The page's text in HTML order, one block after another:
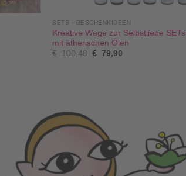
SETS - GESCHENKIDEEN
Kreative Wege zur Selbstliebe SETs
mit ätherischen Ölen
€ 100,48 € 79,90